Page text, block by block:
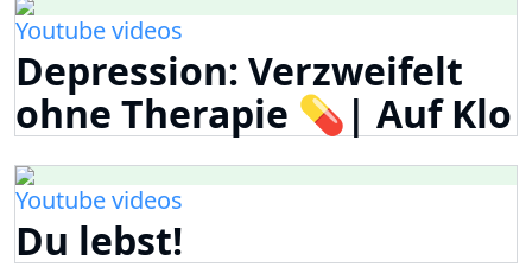
Youtube videos
Depression: Verzweifelt
ohne Therapie 💊| Auf Klo
Youtube videos
Du lebst!